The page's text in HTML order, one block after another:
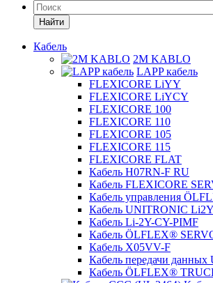
Найти
Кабель
2M KABLO
LAPP кабель
FLEXICORE LiYY
FLEXICORE LiYCY
FLEXICORE 100
FLEXICORE 110
FLEXICORE 105
FLEXICORE 115
FLEXICORE FLAT
Кабель H07RN-F RU
Кабель FLEXICORE
Кабель управления
Кабель UNITRONIC
Кабель Li-2Y-CY-PIMF
Кабель ÖLFLEX®
Кабель X05VV-F
Кабель передачи
Кабель ÖLFLEX®